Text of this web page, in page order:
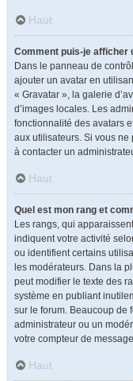
Haut
Comment puis-je afficher
Dans le panneau de
ajouter un avatar en
« Gravatar », la galerie
d’images locales. Les
fonctionnalité des avatars
aux utilisateurs. Si vous ne
à contacter un
Haut
Quel est mon rang et
Les rangs, qui
indiquent votre activité
ou identifient certains
les modérateurs. Dans la
peut modifier le texte des
système en publiant
sur le forum. Beaucoup de
administrateur ou un
votre compteur de
Haut